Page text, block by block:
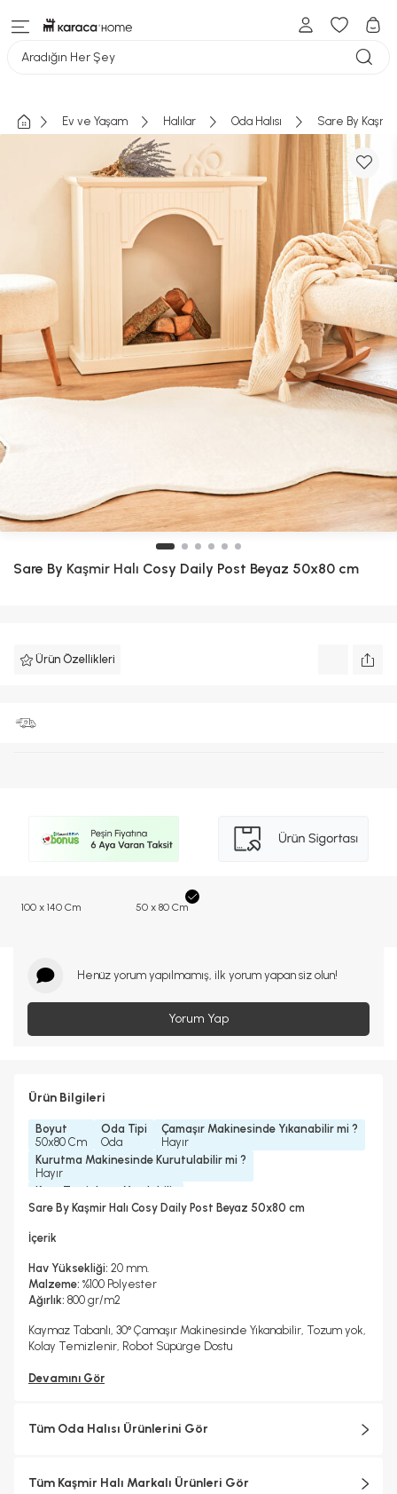
Aradığın Her Şey
Ev ve Yaşam Halılar Oda Halısı Sare By
Sare By Kaşmir Halı Cosy Daily Post Beyaz 50x80 cm
Ürün Özellikleri
100 x 140 Cm 50 x 80 Cm
Henüz yorum yapılmamış, ilk yorum yapan siz olun!
Yorum Yap
Ürün Bilgileri
Boyut
50x80 Cm
Oda Tipi
Oda
Çamaşır Makinesinde Yıkanabilir mi ?
Hayır
Kurutma Makinesinde Kurutulabilir mi ?
Hayır
Kuru Temizleme Yapılabilir
Hayır
Sare By Kaşmir Halı Cosy Daily Post Beyaz 50x80 cm
İçerik
Hav Yüksekliği: 20 mm.
Malzeme: %100 Polyester
Ağırlık: 800 gr/m2
Kaymaz Tabanlı, 30° Çamaşır Makinesinde Yıkanabilir, Tozum yok,
Kolay Temizlenir, Robot Süpürge Dostu
Devamını Gör
Tüm Oda Halısı Ürünlerini Gör
Tüm Kaşmir Halı Markalı Ürünleri Gör